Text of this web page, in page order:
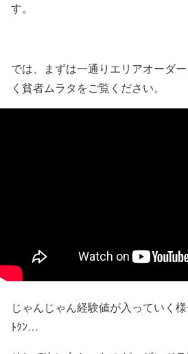
す。
では、まずは一通りエリアオーダ
く貧者ムラタをご覧ください。
じゃんじゃん経験値が入っていく様
ﾄｸﾝ…